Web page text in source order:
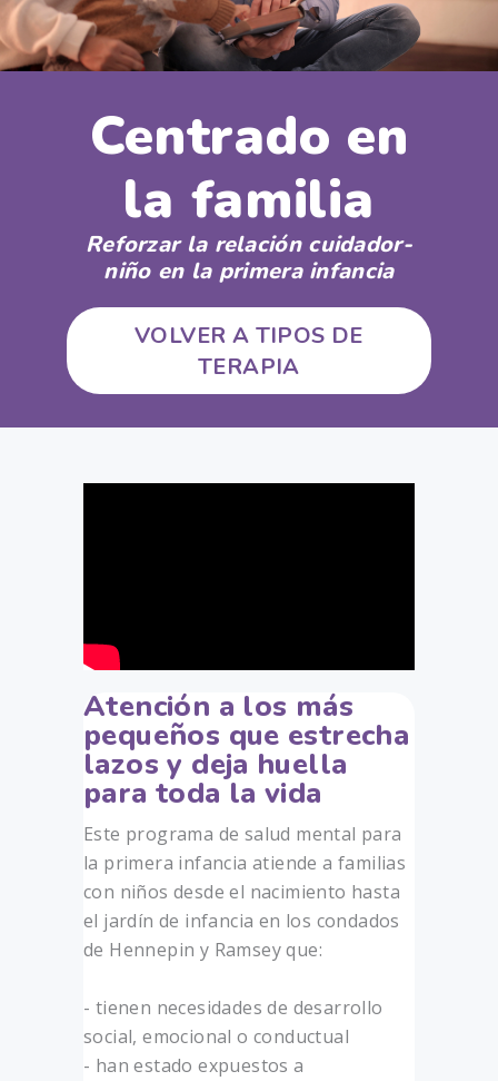
Centrado en
la familia
Reforzar la relación cuidador-
niño en la primera infancia
VOLVER A TIPOS DE
TERAPIA
Atención a los más
pequeños que estrecha
lazos y deja huella
para toda la vida
Este programa de salud mental para
la primera infancia atiende a familias
con niños desde el nacimiento hasta
el jardín de infancia en los condados
de Hennepin y Ramsey que:
- tienen necesidades de desarrollo
social, emocional o conductual
- han estado expuestos a